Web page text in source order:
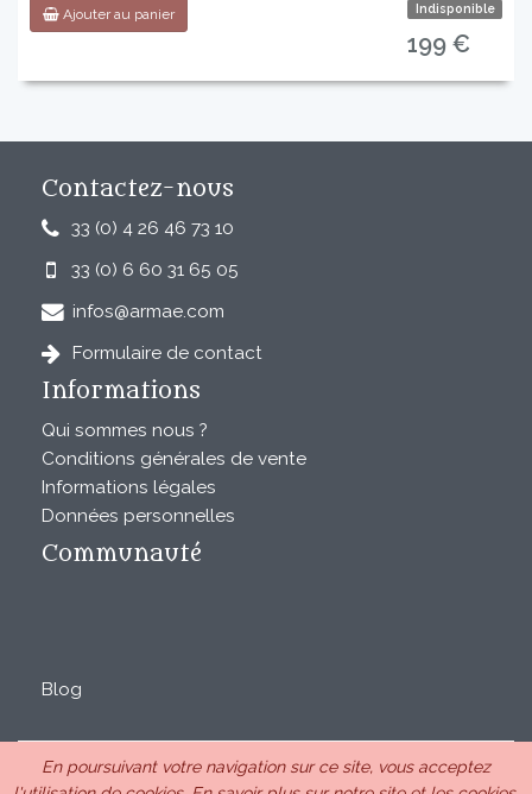
Ajouter au panier Indisponible
199 €
Contactez-nous
33 (0) 4 26 46 73 10
33 (0) 6 60 31 65 05
infos@armae.com
Formulaire de contact
Informations
Qui sommes nous ?
Conditions générales de vente
Informations légales
Données personnelles
Communauté
Blog
ARMAE est une SAS au capital de 28850€ inscrite au RCS
En poursuivant votre navigation sur ce site, vous acceptez